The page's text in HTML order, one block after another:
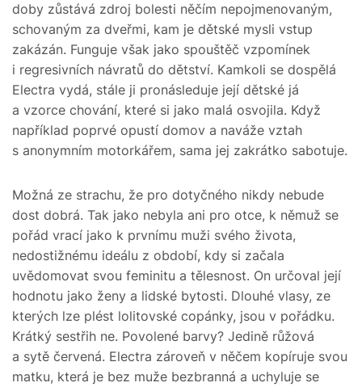
doby zůstává zdroj bolesti něčím nepojmenovaným,
schovaným za dveřmi, kam je dětské mysli vstup
zakázán. Funguje však jako spouštěč vzpomínek
i regresivních návratů do dětství. Kamkoli se dospělá
Electra vydá, stále ji pronásleduje její dětské já
a vzorce chování, které si jako malá osvojila. Když
například poprvé opustí domov a naváže vztah
s anonymním motorkářem, sama jej zakrátko sabotuje.
Možná ze strachu, že pro dotyčného nikdy nebude
dost dobrá. Tak jako nebyla ani pro otce, k němuž se
pořád vrací jako k prvnímu muži svého života,
nedostižnému ideálu z období, kdy si začala
uvědomovat svou feminitu a tělesnost. On určoval její
hodnotu jako ženy a lidské bytosti. Dlouhé vlasy, ze
kterých lze plést lolitovské copánky, jsou v pořádku.
Krátký sestřih ne. Povolené barvy? Jedině růžová
a sytě červená. Electra zároveň v něčem kopíruje svou
matku, která je bez muže bezbranná a uchyluje se